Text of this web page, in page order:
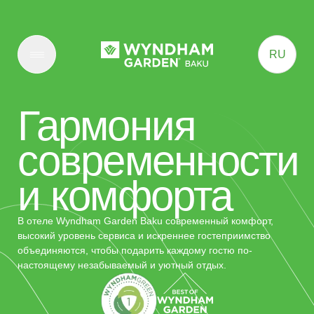
RU
О нас
Номера и люксы
Услуги
Питание
Залы для мероприятий
"Olive SPA & Wellness"
Гармония
современности
и комфорта
В отеле Wyndham Garden Baku современный комфорт,
высокий уровень сервиса и искреннее гостеприимство
объединяются, чтобы подарить каждому гостю по-
настоящему незабываемый и уютный отдых.